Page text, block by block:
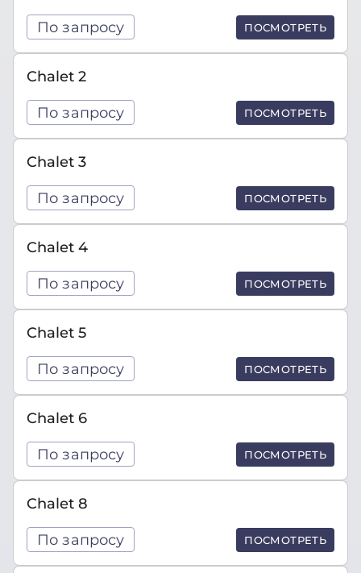
По запросу ПОСМОТРЕТЬ
Chalet 2
По запросу ПОСМОТРЕТЬ
Chalet 3
По запросу ПОСМОТРЕТЬ
Chalet 4
По запросу ПОСМОТРЕТЬ
Chalet 5
По запросу ПОСМОТРЕТЬ
Chalet 6
По запросу ПОСМОТРЕТЬ
Chalet 8
По запросу ПОСМОТРЕТЬ